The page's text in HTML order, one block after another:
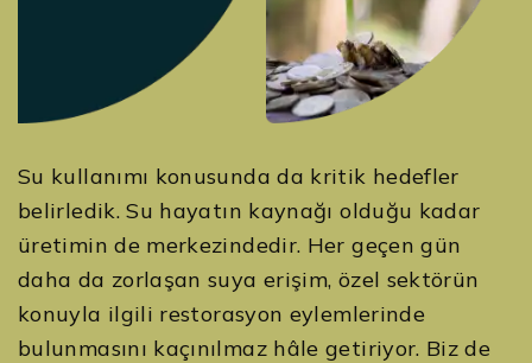
Su kullanımı konusunda da kritik hedefler
belirledik. Su hayatın kaynağı olduğu kadar
üretimin de merkezindedir. Her geçen gün
daha da zorlaşan suya erişim, özel sektörün
konuyla ilgili restorasyon eylemlerinde
bulunmasını kaçınılmaz hâle getiriyor. Biz de